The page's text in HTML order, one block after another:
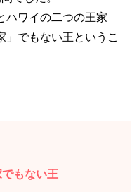
ハワイの二つの王家
」でもない王というこ
もない王